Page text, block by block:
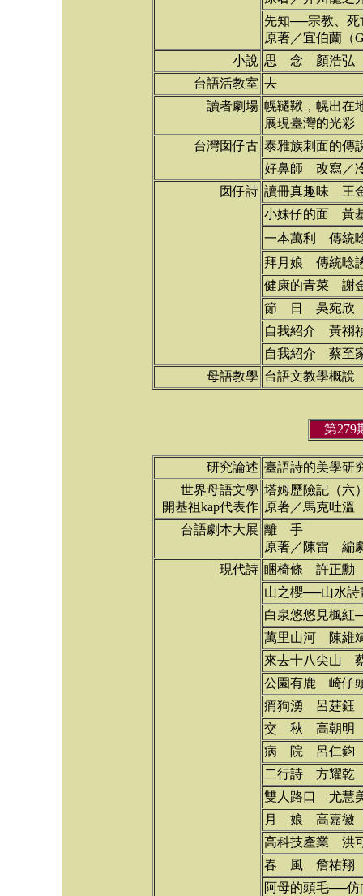
先知──宗教、死
原著／宜伯蘭
小說 思 念 顏浩弘
台語活教室 去
讀者劇場 幌韆鞦，幌出在
展現臺灣的光
台灣囡仔古 泰雅族刺面的
好鼻師 改寫／
囡仔詩 讀冊真趣味 王
小妹仔的面 黃
一本萬利 傳統
拜月娘 傳統唸
健康的青菜 謝
節 日 吳宛欣
自我紹介 黃祤
自我紹介 蔡至
母語教學 台語文教學概
第279
研究論述 臺語詩的美學
世界母語文學
開基祖kap代表作
塔姆歷險記（六
原著／馬克吐
台語劇本大展 離 手
原著／陳雷 編
現代詩 睏椅條 許正勳
山之櫻──山水
白泉悠悠見楓
萬里山河 陳維
來去十八尖山
公園有鹿 崎仔
痟狗湧 呂莛鈺
交 秋 高朝明
病 院 呂仁鈞
二行詩 方耀乾
雙人路口 尤慧
月 娘 高嘉徽
高科技產業 洪
春 風 詹祐翔
阿母的頭毛──